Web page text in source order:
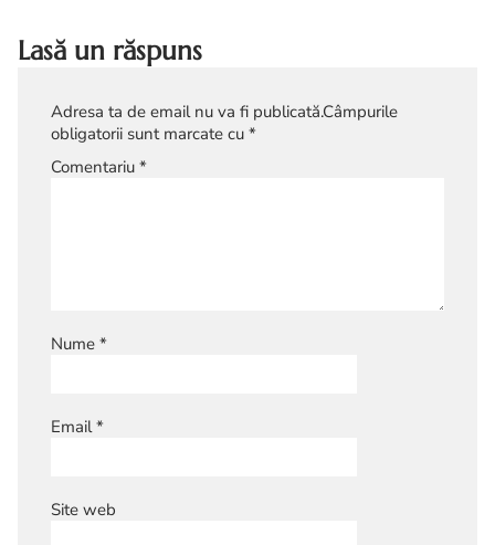
Lasă un răspuns
Adresa ta de email nu va fi publicată.Câmpurile
obligatorii sunt marcate cu *
Comentariu *
Nume *
Email*
Site web